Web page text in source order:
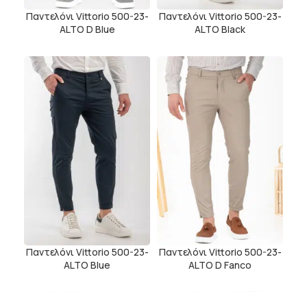
Παντελόνι Vittorio 500-23-
ALTO D Blue
Παντελόνι Vittorio 500-23-
ALTO Black
Παντελόνι Vittorio 500-23-
ALTO Blue
Παντελόνι Vittorio 500-23-
ALTO D Fanco